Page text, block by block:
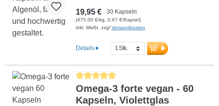
und 436 mg EPA pro Tagesdosis (2
Kapseln) im optimalen Verhältnis von 3:1.
Dies ergibt insgesamt 1.448 mg Omega-
und EPA sind essentielle Fettsäuren, die
der Körper nicht selbst herstellen kann.
Omega-3 aus Algenöl ist frei von
Schwermetallbelastungen, wie sie in
Fischöl vorkommen können. Die
Mikroalgen werden nachhaltig gezüchtet
und binden CO2. DHA unterstützt die
19,95 € 30 Kapseln
(475,00 €/kg, 0,67 €/Kapsel)
inkl. MwSt. zzgl Versandkosten
Details
Durchschnittliche Bewertung von 5 von 5 Sternen
Omega-3 forte vegan - 60
Kapseln, Violettglas